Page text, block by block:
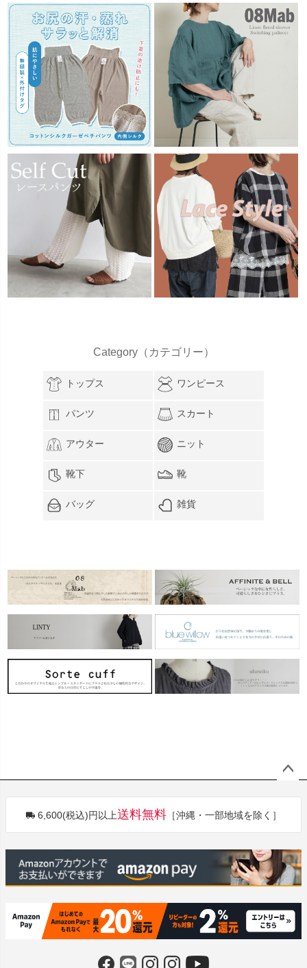
Category（カテゴリー）
トップス ワンピース
パンツ スカート
アウター ニット
靴下 靴
バッグ 雑貨
へ
6,600(税込)円以上送料無料 ［沖縄・一部地域を除く］